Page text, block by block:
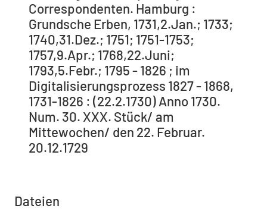
Correspondenten. Hamburg :
Grundsche Erben, 1731,2.Jan.; 1733;
1740,31.Dez.; 1751; 1751-1753;
1757,9.Apr.; 1768,22.Juni;
1793,5.Febr.; 1795 - 1826 ; im
Digitalisierungsprozess 1827 - 1868,
1731-1826 : (22.2.1730) Anno 1730.
Num. 30. XXX. Stück/ am
Mittewochen/ den 22. Februar.
20.12.1729
Dateien